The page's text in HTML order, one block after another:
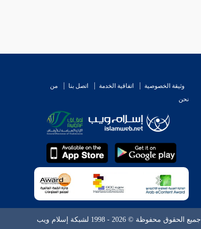
وثيقة الخصوصية اتفاقية الخدمة اتصل بنا
من
نحن
جميع الحقوق محفوظة © 2026 - 1998 لشبكة إسلام ويب